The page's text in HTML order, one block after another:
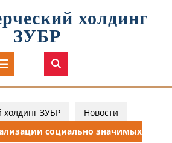
холдинг
ЗУБР
Кнопка
Открыть
ЗУБР
Новости
социально значимых